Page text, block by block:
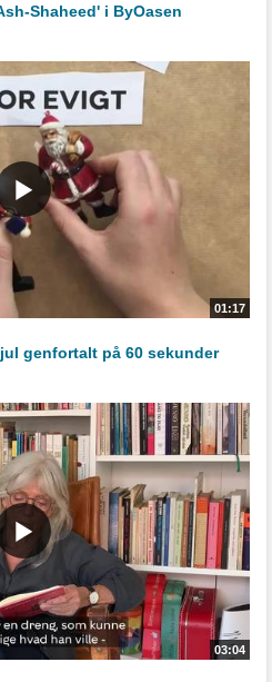
Shaheed' i ByOasen
01:17
genfortalt på 60 sekunder
03:04